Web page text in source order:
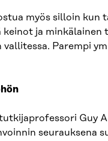
myös silloin kun
ja minkälainen
Parempi
Guy
seurauksena